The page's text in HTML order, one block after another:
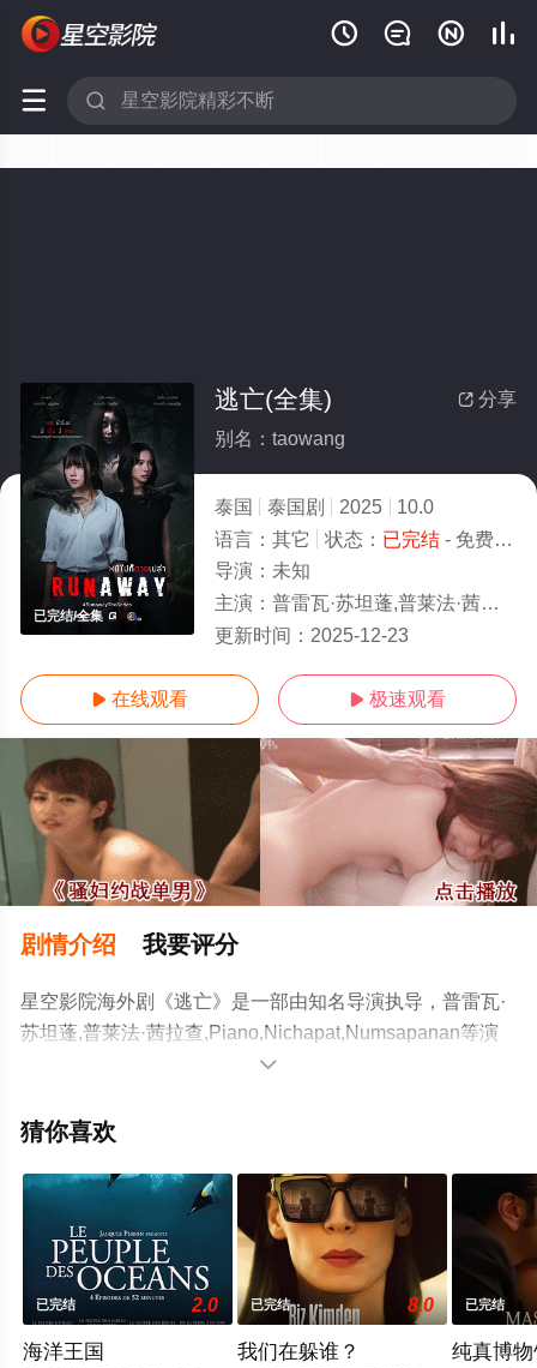
   
 
已完结/全集
 分享
逃亡(全集)
别名：taowang
泰国 泰国剧 2025
10.0
语言： 其它 状态： 已完结- 免费在线观看
导演： 未知
主演： 普雷瓦·苏坦蓬,普莱法·茜拉查,Piano,Nichapat,Numsapanan
更新时间： 2025-12-23
 在线观看  极速观看
剧情介绍 我要评分
星空影院海外剧《逃亡》是一部由知名导演执导，普雷瓦·
苏坦蓬,普莱法·茜拉查,Piano,Nichapat,Numsapanan等演
员精彩演绎的泰国电视剧，大结局剧情已揭晓（已完
空电影网，热播电视剧提前免费观看，更多剧情信息可移

猜你喜欢
已完结 2.0
海洋王国
已完结 8.0
我们在躲谁？
已完结
纯真博